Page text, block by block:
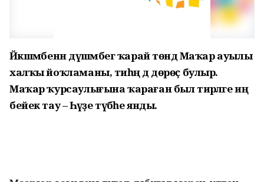
Йәкшәмбенән дүшәмбегә ҡарай төндә Маҡар ауылы
халҡы йоҡламаны, тиһәң дә дөрөҫ булыр.
Маҡар ҡурсаулығына ҡараған был тирәләге иң
бейек тау – Һәүәҙе түбәһе янды.